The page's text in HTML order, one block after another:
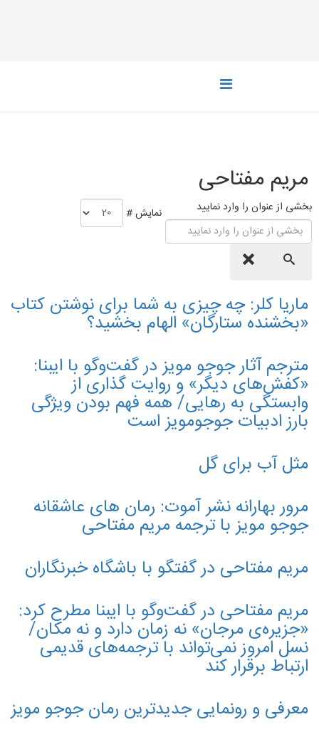
مریم مفتاحی
بخشی از عنوان را وارد نمایید نمایش #
ماریا کلر: چه چیزی به شما برای نوشتن کتاب
«بخشنده ستارگان» الهام بخشید؟
مترجم آثار جوجو مویز در گفت‌وگو با ایبنا:
«کفش‌های دیگر» و روایت گذاری از
وابستگی به رهایی/ همه فهم بودن ویژگی‌
بارز ادبیات جوجومویز است
مثل آب برای گل
مرور بهارانه‌ نشر آموت: رمان‌ های عاشقانه‌
جوجو مویز با ترجمه‌ مریم مفتاحی
مریم مفتاحی در گفتگو با باشگاه خبرنگاران
مریم مفتاحی در گفت‌وگو با ایبنا مطرح کرد:
«جزیره‌ی مرجان» نه زمان دارد و نه مکان/
نسل امروز نمی‌تواند با ترجمه‌های قدیمی
ارتباط برقرار کند
معرفی و رونمایی جدیدترین رمان جوجو مویز